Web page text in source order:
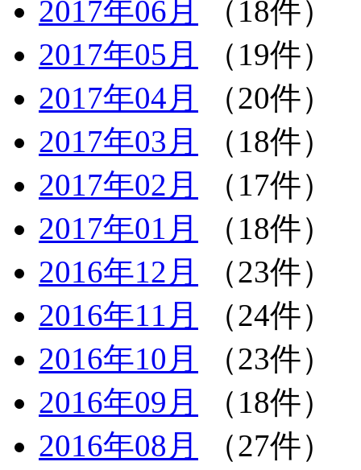
2017年06月
（18件）
2017年05月
（19件）
2017年04月
（20件）
2017年03月
（18件）
2017年02月
（17件）
2017年01月
（18件）
2016年12月
（23件）
2016年11月
（24件）
2016年10月
（23件）
2016年09月
（18件）
2016年08月
（27件）